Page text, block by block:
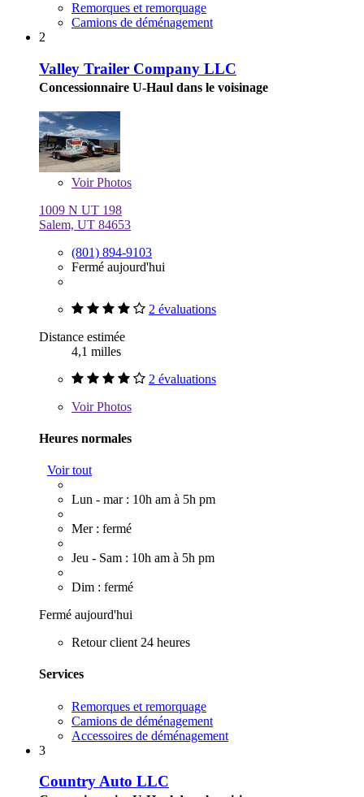
Remorques et remorquage
Camions de déménagement
2
Valley Trailer Company LLC
Concessionnaire U-Haul dans le voisinage
VoirPhotos
1009 N UT 198
Salem, UT 84653
(801) 894-9103
Fermé aujourd'hui
2 évaluations
Distance estimée
4,1 milles
2 évaluations
VoirPhotos
Heures normales
Voir tout
Lun - mar : 10h am à 5h pm
Mer : fermé
Jeu - Sam : 10h am à 5h pm
Dim : fermé
Fermé aujourd'hui
Retour client 24 heures
Services
Remorques et remorquage
Camions de déménagement
Accessoires de déménagement
3
Country Auto LLC